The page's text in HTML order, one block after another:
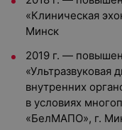
«Клиническая
Минск
2019 г. —
«Ультразвуковая
внутренних
в условиях
«БелМАПО», г.